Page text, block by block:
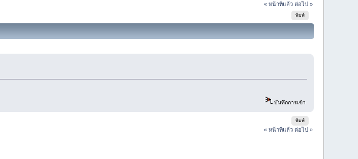
« หน้าที่แล้ว ต่อไป »
พิมพ์
บันทึกการเข้า
พิมพ์
« หน้าที่แล้ว ต่อไป »